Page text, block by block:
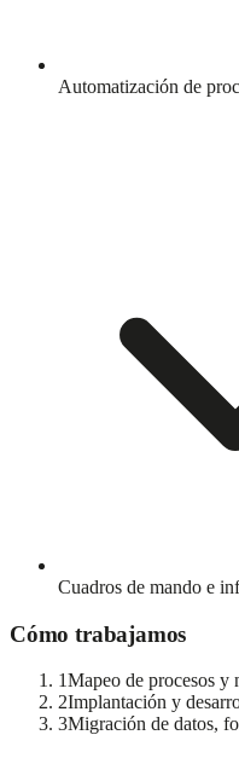
Automatización de
Cuadros de mando e
Cómo trabajamos
1Mapeo de procesos y
2Implantación y
3Migración de datos,